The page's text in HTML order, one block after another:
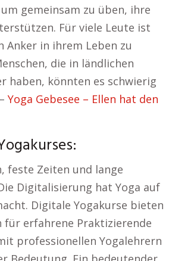
gemeinsam zu üben, ihre
Für viele Leute ist
Anker in ihrem Leben zu
die in ländlichen
haben, könnten es schwierig
Yoga Gebesee – Ellen hat den
feste Zeiten und lange
Digitalisierung hat Yoga auf
Digitale Yogakurse bieten
für erfahrene Praktizierende
professionellen Yogalehrern